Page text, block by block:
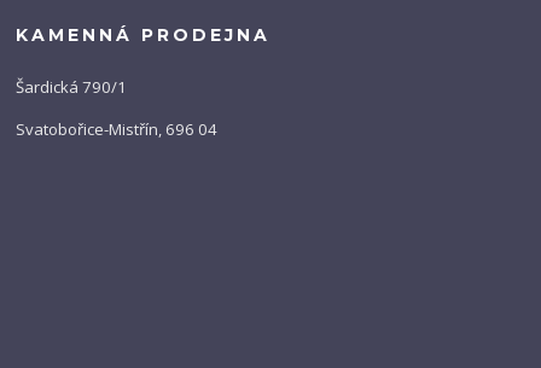
KAMENNÁ PRODEJNA
Šardická 790/1
Svatobořice-Mistřín, 696 04